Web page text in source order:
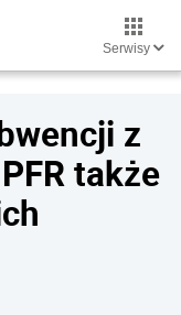
Serwisy
z
także